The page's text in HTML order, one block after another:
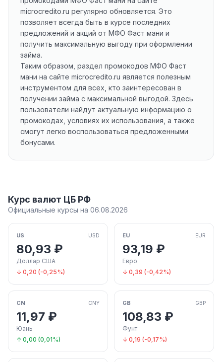
microcredito.ru регулярно обновляется. Это
позволяет всегда быть в курсе последних
предложений и акций от МФО Фаст мани и
получить максимальную выгоду при оформлении
займа.
Таким образом, раздел промокодов МФО Фаст
мани на сайте microcredito.ru является полезным
инструментом для всех, кто заинтересован в
получении займа с максимальной выгодой. Здесь
пользователи найдут актуальную информацию о
промокодах, условиях их использования, а также
смогут легко воспользоваться предложенными
бонусами.
Курс валют ЦБ РФ
Официальные курсы на 06.08.2026
US USD
80,93 ₽
Доллар США
↓ 0,20 (-0,25%)
EU EUR
93,19 ₽
Евро
↓ 0,39 (-0,42%)
CN CNY
11,97 ₽
Юань
↑ 0,00 (0,01%)
GB GBP
108,83 ₽
Фунт
↓ 0,19 (-0,17%)